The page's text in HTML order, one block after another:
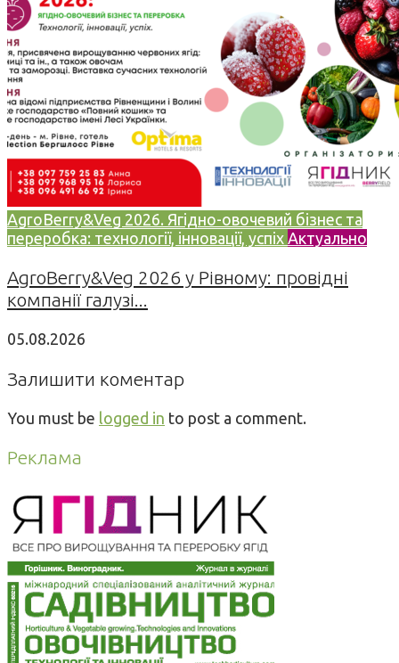
AgroBerry&Veg 2026. Ягідно-овочевий бізнес та
переробка: технології, інновації, успіх Актуально
AgroBerry&Veg 2026 у Рівному: провідні
компанії галузі...
05.08.2026
Залишити коментар
You must be logged in to post a comment.
Реклама